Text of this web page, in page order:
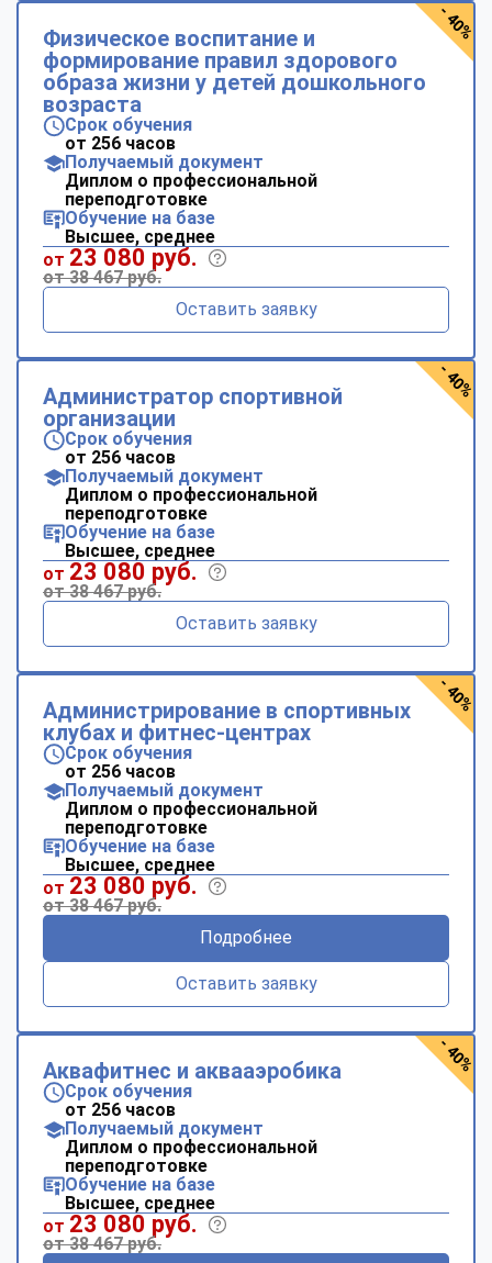
Физическое воспитание и
формирование правил здорового
образа жизни у детей дошкольного
возраста
Срок обучения
от 256 часов
Получаемый документ
Диплом о профессиональной
переподготовке
Обучение на базе
Высшее, среднее
от 23 080 руб.
от 38 467 руб.
Оставить заявку
- 40%
Администратор спортивной
организации
Срок обучения
от 256 часов
Получаемый документ
Диплом о профессиональной
переподготовке
Обучение на базе
Высшее, среднее
от 23 080 руб.
от 38 467 руб.
Оставить заявку
- 40%
Администрирование в спортивных
клубах и фитнес-центрах
Срок обучения
от 256 часов
Получаемый документ
Диплом о профессиональной
переподготовке
Обучение на базе
Высшее, среднее
от 23 080 руб.
от 38 467 руб.
Подробнее
Оставить заявку
- 40%
Аквафитнес и аквааэробика
Срок обучения
от 256 часов
Получаемый документ
Диплом о профессиональной
переподготовке
Обучение на базе
Высшее, среднее
от 23 080 руб.
от 38 467 руб.
- 40%